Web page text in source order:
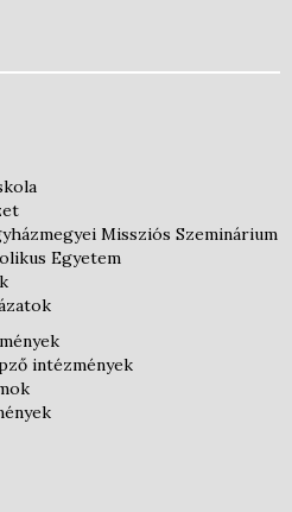
Missziós Szeminárium
Egyetem
intézmények